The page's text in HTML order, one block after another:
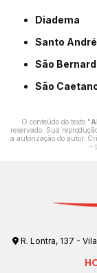
Diadema
Santo André
São
São
O conteúdo do texto "
reservado. Sua
a autorização do autor.
–
R. Lontra, 137 -